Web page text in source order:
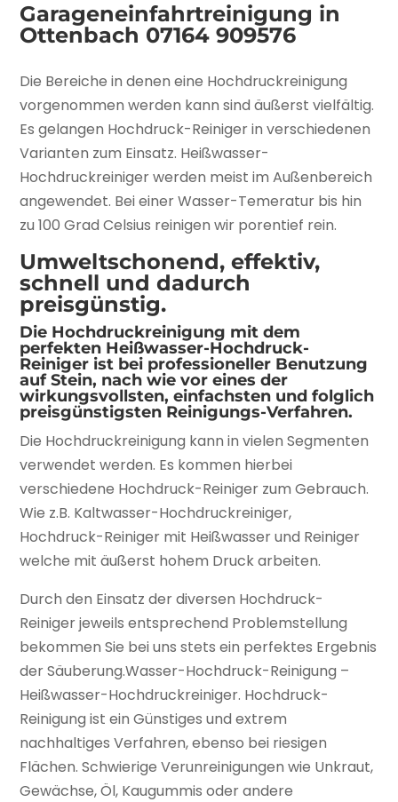
Garageneinfahrtreinigung in
Ottenbach 07164 909576
Die Bereiche in denen eine Hochdruckreinigung
vorgenommen werden kann sind äußerst vielfältig.
Es gelangen Hochdruck-Reiniger in verschiedenen
Varianten zum Einsatz. Heißwasser-
Hochdruckreiniger werden meist im Außenbereich
angewendet. Bei einer Wasser-Temeratur bis hin
zu 100 Grad Celsius reinigen wir porentief rein.
Umweltschonend, effektiv,
schnell und dadurch
preisgünstig.
Die Hochdruckreinigung mit dem
perfekten Heißwasser-Hochdruck-
Reiniger ist bei professioneller Benutzung
auf Stein, nach wie vor eines der
wirkungsvollsten, einfachsten und folglich
preisgünstigsten Reinigungs-Verfahren.
Die Hochdruckreinigung kann in vielen Segmenten
verwendet werden. Es kommen hierbei
verschiedene Hochdruck-Reiniger zum Gebrauch.
Wie z.B. Kaltwasser-Hochdruckreiniger,
Hochdruck-Reiniger mit Heißwasser und Reiniger
welche mit äußerst hohem Druck arbeiten.
Durch den Einsatz der diversen Hochdruck-
Reiniger jeweils entsprechend Problemstellung
bekommen Sie bei uns stets ein perfektes Ergebnis
der Säuberung.Wasser-Hochdruck-Reinigung –
Heißwasser-Hochdruckreiniger. Hochdruck-
Reinigung ist ein Günstiges und extrem
nachhaltiges Verfahren, ebenso bei riesigen
Flächen. Schwierige Verunreinigungen wie Unkraut,
Gewächse, Öl, Kaugummis oder andere